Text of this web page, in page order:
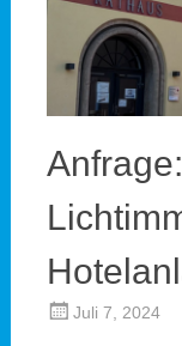
Juli 7, 2024